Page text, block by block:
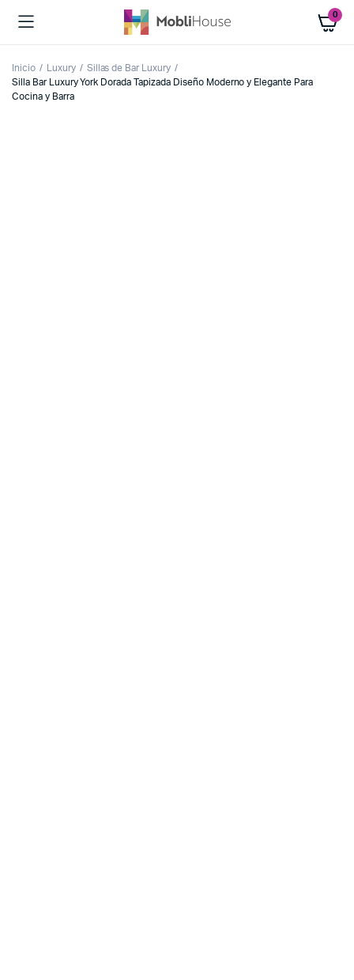
0
Inicio Luxury
Sillas de Bar Luxury
Silla Bar Luxury York Dorada Tapizada Diseño Moderno y Elegante Para
Cocina y Barra